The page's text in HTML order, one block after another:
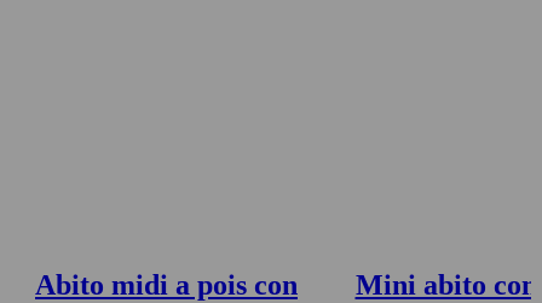
Abito midi a pois con
Mini abito con